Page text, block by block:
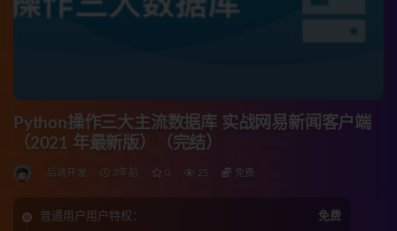
Python操作三大主流数据库 实战网易新闻客户端
（2021 年最新版）（完结）
后端开发 3年前 0 25 免费
普通用户用户特权： 免费